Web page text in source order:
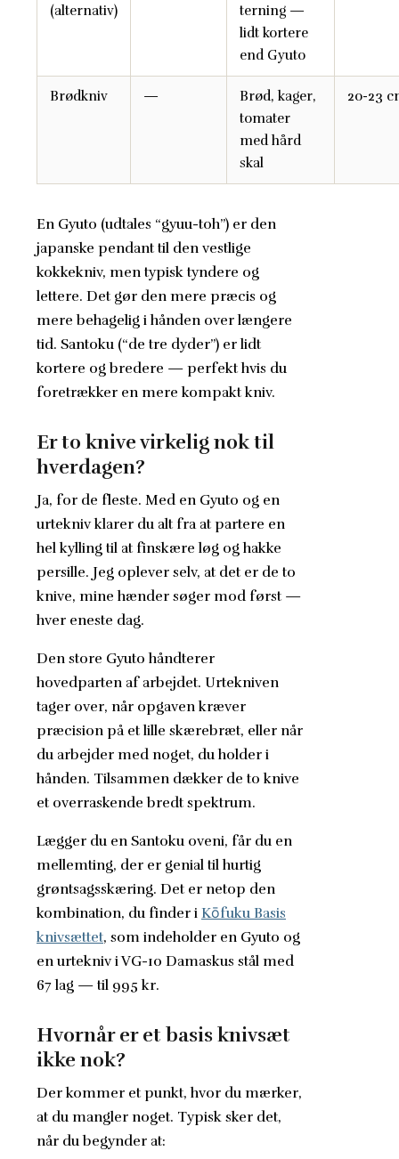
(alternativ)
terning —
lidt kortere
end Gyuto
Brødkniv —
Brød, kager,
tomater
med hård
skal
20-23
En Gyuto (udtales “gyuu-toh”) er den
japanske pendant til den vestlige
kokkekniv, men typisk tyndere og
lettere. Det gør den mere præcis og
mere behagelig i hånden over længere
tid. Santoku (“de tre dyder”) er lidt
kortere og bredere — perfekt hvis du
foretrækker en mere kompakt kniv.
Er to knive virkelig nok til
hverdagen?
Ja, for de fleste. Med en Gyuto og en
urtekniv klarer du alt fra at partere en
hel kylling til at finskære løg og hakke
persille. Jeg oplever selv, at det er de to
knive, mine hænder søger mod først —
hver eneste dag.
Den store Gyuto håndterer
hovedparten af arbejdet. Urtekniven
tager over, når opgaven kræver
præcision på et lille skærebræt, eller når
du arbejder med noget, du holder i
hånden. Tilsammen dækker de to knive
et overraskende bredt spektrum.
Lægger du en Santoku oveni, får du en
mellemting, der er genial til hurtig
grøntsagsskæring. Det er netop den
kombination, du finder i Kōfuku Basis
knivsættet, som indeholder en Gyuto og
en urtekniv i VG-10 Damaskus stål med
67 lag — til 995 kr.
Hvornår er et basis knivsæt
ikke nok?
Der kommer et punkt, hvor du mærker,
at du mangler noget. Typisk sker det,
når du begynder at: